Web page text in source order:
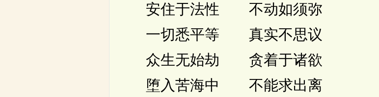
安住于法性 不动如须弥
一切悉平等 真实不思议
众生无始劫 贪着于诸欲
堕入苦海中 不能求出离